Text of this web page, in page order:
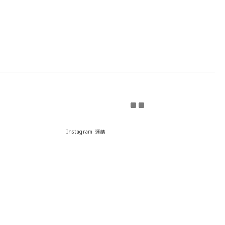
Instagram 連結